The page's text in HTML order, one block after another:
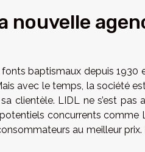
nouvelle
baptismaux depuis 1930
avec le temps, la société
clientèle. LIDL ne s’est pas
concurrents comme
au meilleur prix.